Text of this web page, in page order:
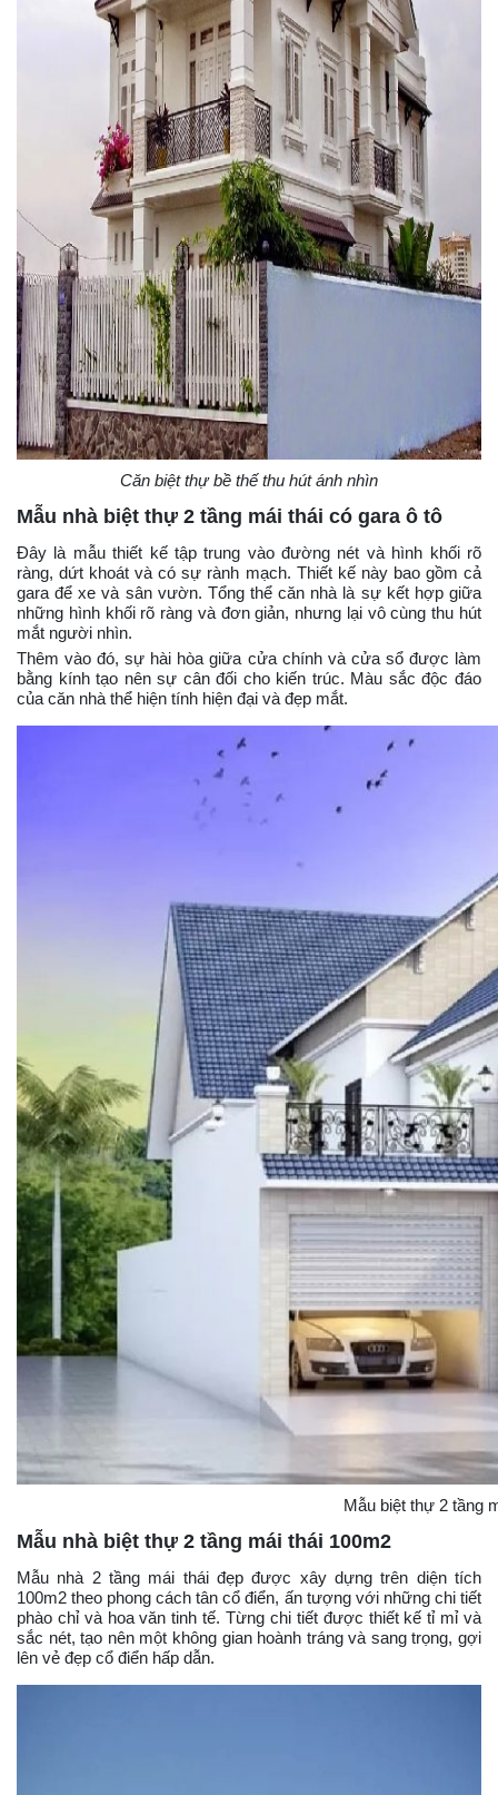
Căn biệt thự bề thế thu hút ánh nhìn
Mẫu nhà biệt thự 2 tầng mái thái có gara ô tô
Đây là mẫu thiết kế tập trung vào đường nét và hình khối rõ
ràng, dứt khoát và có sự rành mạch. Thiết kế này bao gồm cả
gara để xe và sân vườn. Tổng thể căn nhà là sự kết hợp giữa
những hình khối rõ ràng và đơn giản, nhưng lại vô cùng thu hút
mắt người nhìn.
Thêm vào đó, sự hài hòa giữa cửa chính và cửa sổ được làm
bằng kính tạo nên sự cân đối cho kiến trúc. Màu sắc độc đáo
của căn nhà thể hiện tính hiện đại và đẹp mắt.
Mẫu biệt thự 2 tầng
Mẫu nhà biệt thự 2 tầng mái thái 100m2
Mẫu nhà 2 tầng mái thái đẹp được xây dựng trên diện tích
100m2 theo phong cách tân cổ điển, ấn tượng với những chi tiết
phào chỉ và hoa văn tinh tế. Từng chi tiết được thiết kế tỉ mỉ và
sắc nét, tạo nên một không gian hoành tráng và sang trọng, gợi
lên vẻ đẹp cổ điển hấp dẫn.